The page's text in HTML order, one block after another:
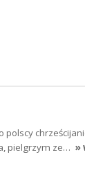
polscy
pielgrzym ze… »